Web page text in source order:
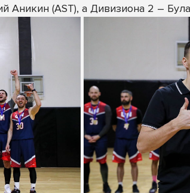
(AST), а Дивизиона 2 –